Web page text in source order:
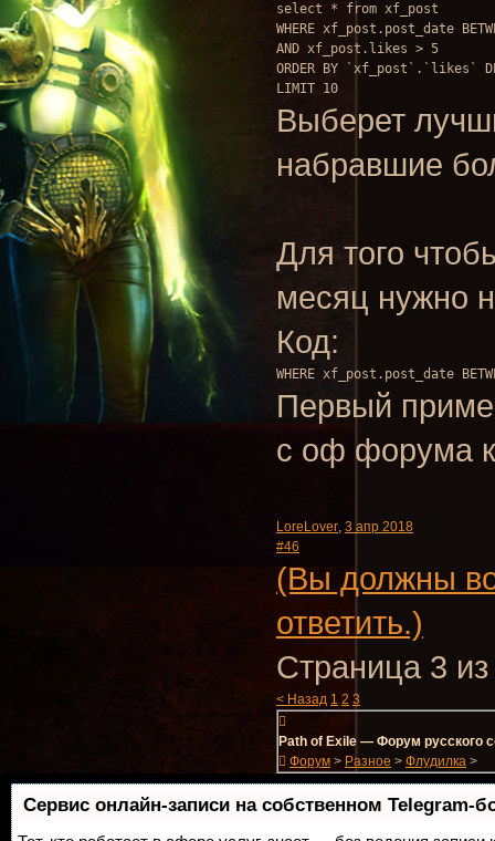
select * from xf_post
WHERE xf_post.post_date
AND xf_post.likes > 5
ORDER BY `xf_post`.`likes`
Выберет
набравшие
Для того
месяц нужно
Код:
WHERE xf_post.post_date
Первый
с оф форума
LoreLover, 3 апр 2018
#46
(Вы должны
ответить.)
Страница 3
< Назад 1 2 3
Path of Exile — Форум русского
Форум > Разное > Флудилка >
Сервис онлайн-записи на собственном Telegram-